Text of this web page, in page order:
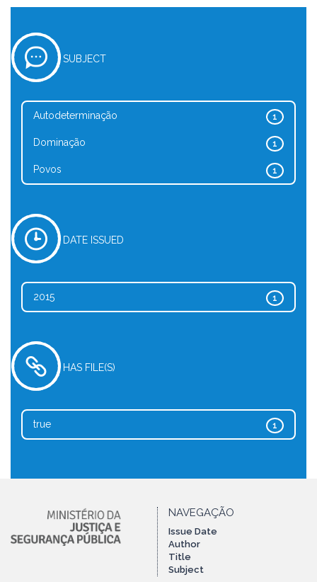
SUBJECT
1
Autodeterminação
1
Dominação
1
Povos
DATE ISSUED
1
2015
HAS FILE(S)
1
true
NAVEGAÇÃO
Issue Date
Author
Title
Subject